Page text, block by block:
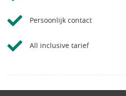
Persoonlijk contact
All inclusive tarief